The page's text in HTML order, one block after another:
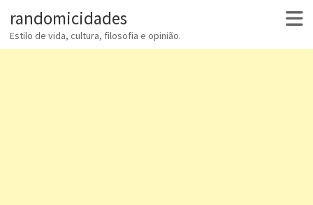
randomicidades
Estilo de vida, cultura, filosofia e opinião.